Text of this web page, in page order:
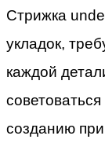
Стрижка
укладок,
каждой
созданию